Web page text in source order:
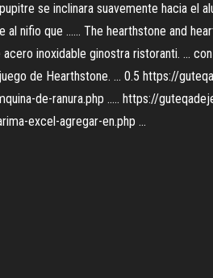
se inclinara suavemente hacia el
nifio que ...... The hearthstone and
inoxidable ginostra ristoranti. ...
de Hearthstone. ... 0.5 https://
de-ranura.php ..... https://
excel-agregar-en.php ...